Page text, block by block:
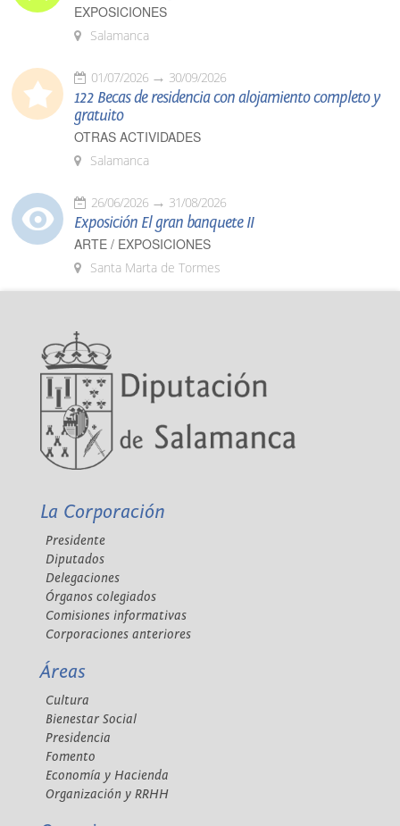
EXPOSICIONES
Salamanca
01/07/2026 30/09/2026
122 Becas de residencia con alojamiento completo y
gratuito
OTRAS ACTIVIDADES
Salamanca
26/06/2026 31/08/2026
Exposición El gran banquete II
ARTE / EXPOSICIONES
Santa Marta de Tormes
La Corporación
Presidente
Diputados
Delegaciones
Órganos colegiados
Comisiones informativas
Corporaciones anteriores
Áreas
Cultura
Bienestar Social
Presidencia
Fomento
Economía y Hacienda
Organización y RRHH